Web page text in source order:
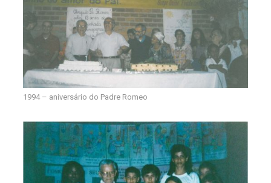
1994 – aniversário do Padre Romeo